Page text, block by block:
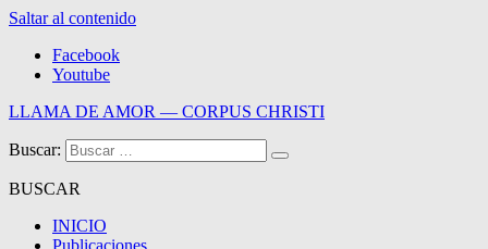
Saltar al contenido
Facebook
Youtube
LLAMA DE AMOR — CORPUS CHRISTI
Blog de la Llama de Amor
Buscar:
BUSCAR
INICIO
Publicaciones